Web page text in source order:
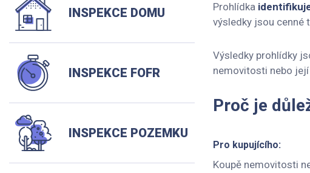
INSPEKCE DOMU
INSPEKCE FOFR
INSPEKCE POZEMKU
Prohlídka
výsledky jsou cenné
Výsledky prohlídky
nemovitosti nebo její
Proč je
Pro kupujícího:
Koupě nemovitosti